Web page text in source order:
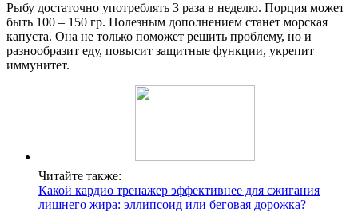
Рыбу достаточно употреблять 3 раза в неделю. Порция может
быть 100 – 150 гр. Полезным дополнением станет морская
капуста. Она не только поможет решить проблему, но и
разнообразит еду, повысит защитные функции, укрепит
иммунитет.
Читайте также:
Какой кардио тренажер эффективнее для сжигания
лишнего жира: эллипсоид или беговая дорожка?